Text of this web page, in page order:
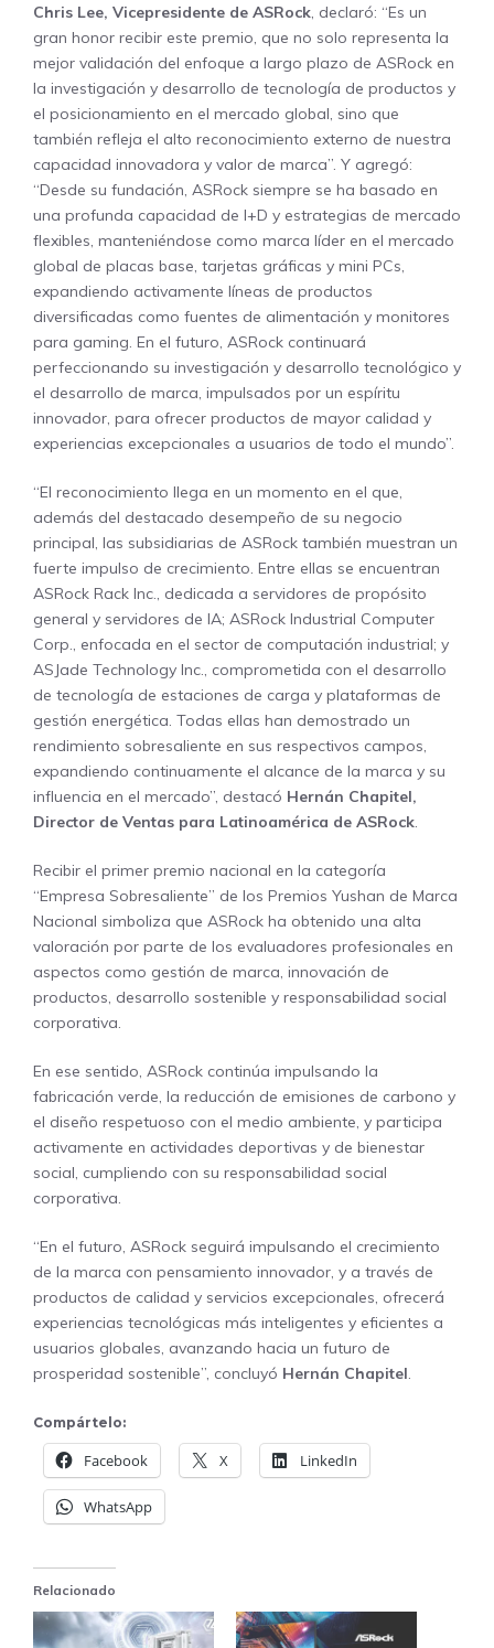
Chris Lee, Vicepresidente de ASRock, declaró: “Es un
gran honor recibir este premio, que no solo representa la
mejor validación del enfoque a largo plazo de ASRock en
la investigación y desarrollo de tecnología de productos y
el posicionamiento en el mercado global, sino que
también refleja el alto reconocimiento externo de nuestra
capacidad innovadora y valor de marca”. Y agregó:
“Desde su fundación, ASRock siempre se ha basado en
una profunda capacidad de I+D y estrategias de mercado
flexibles, manteniéndose como marca líder en el mercado
global de placas base, tarjetas gráficas y mini PCs,
expandiendo activamente líneas de productos
diversificadas como fuentes de alimentación y monitores
para gaming. En el futuro, ASRock continuará
perfeccionando su investigación y desarrollo tecnológico y
el desarrollo de marca, impulsados por un espíritu
innovador, para ofrecer productos de mayor calidad y
experiencias excepcionales a usuarios de todo el mundo”.
“El reconocimiento llega en un momento en el que,
además del destacado desempeño de su negocio
principal, las subsidiarias de ASRock también muestran un
fuerte impulso de crecimiento. Entre ellas se encuentran
ASRock Rack Inc., dedicada a servidores de propósito
general y servidores de IA; ASRock Industrial Computer
Corp., enfocada en el sector de computación industrial; y
ASJade Technology Inc., comprometida con el desarrollo
de tecnología de estaciones de carga y plataformas de
gestión energética. Todas ellas han demostrado un
rendimiento sobresaliente en sus respectivos campos,
expandiendo continuamente el alcance de la marca y su
influencia en el mercado”, destacó Hernán Chapitel,
Director de Ventas para Latinoamérica de ASRock.
Recibir el primer premio nacional en la categoría
“Empresa Sobresaliente” de los Premios Yushan de Marca
Nacional simboliza que ASRock ha obtenido una alta
valoración por parte de los evaluadores profesionales en
aspectos como gestión de marca, innovación de
productos, desarrollo sostenible y responsabilidad social
corporativa.
En ese sentido, ASRock continúa impulsando la
fabricación verde, la reducción de emisiones de carbono y
el diseño respetuoso con el medio ambiente, y participa
activamente en actividades deportivas y de bienestar
social, cumpliendo con su responsabilidad social
corporativa.
“En el futuro, ASRock seguirá impulsando el crecimiento
de la marca con pensamiento innovador, y a través de
productos de calidad y servicios excepcionales, ofrecerá
experiencias tecnológicas más inteligentes y eficientes a
usuarios globales, avanzando hacia un futuro de
prosperidad sostenible”, concluyó Hernán Chapitel.
Compártelo:
Facebook X LinkedIn
WhatsApp
Relacionado